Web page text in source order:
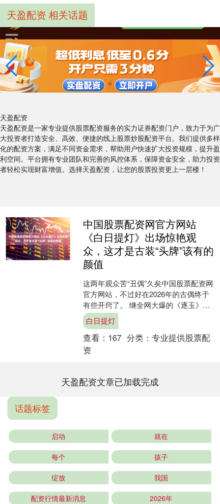
天盈配资
天盈配资是一家专业提供股票配资服务的实力证券配资门户，致力于为广
大投资者打造安全、高效、便捷的线上股票炒股配资平台。我们提供多样
化的配资方案，满足不同资金需求，帮助用户快速扩大投资规模，提升盈
利空间。平台拥有专业团队和完善的风控体系，保障资金安全，助力投资
者轻松实现财富增值。选择天盈配资，让您的股票投资更上一层楼！
天盈配资 相关话题
中国股票配资网官方网站
《白日提灯》出场惊艳观
众，这才是古装“头牌”该有的
颜值
这两年观众苦“丑偶”久矣中国股票配资网
官方网站，不过好在2026年的古偶终于
有些开窍了。 继全网大爆的《逐玉》之
后，郭敬明的《月鳞绮纪》又掀起了一
阵“郭氏美学”....
白日提灯
查看： 167 分类： 专业提供股票配
资
天盈配资文章已加载完成
话题标签
启动 就在
每个 孩子
绽放 我国
配资行情最新消息 2026年